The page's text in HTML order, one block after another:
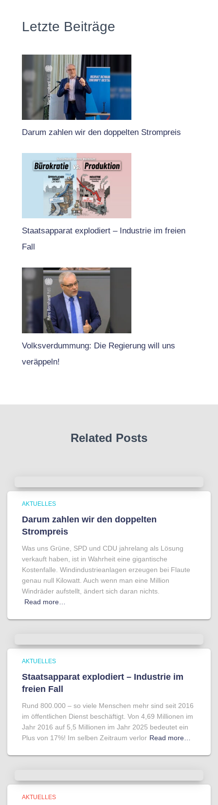
Letzte Beiträge
Darum zahlen wir den doppelten Strompreis
Staatsapparat explodiert – Industrie im freien
Fall
Volksverdummung: Die Regierung will uns
veräppeln!
Related Posts
AKTUELLES
Darum zahlen wir den doppelten
Strompreis
Was uns Grüne, SPD und CDU jahrelang als Lösung
verkauft haben, ist in Wahrheit eine gigantische
Kostenfalle. Windindustrieanlagen erzeugen bei Flaute
genau null Kilowatt. Auch wenn man eine Million
Windräder aufstellt, ändert sich daran nichts.
Read more…
AKTUELLES
Staatsapparat explodiert – Industrie im
freien Fall
Rund 800.000 – so viele Menschen mehr sind seit 2016
im öffentlichen Dienst beschäftigt. Von 4,69 Millionen im
Jahr 2016 auf 5,5 Millionen im Jahr 2025 bedeutet ein
Plus von 17%! Im selben Zeitraum verlor Read more…
AKTUELLES